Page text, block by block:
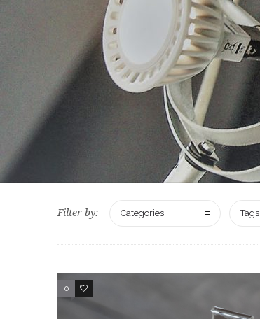
Filter by: Categories Tags
0 3